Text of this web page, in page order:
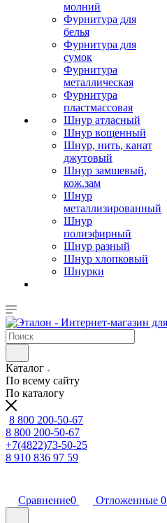
молний
Фурнитура для
белья
Фурнитура для
сумок
Фурнитура
металлическая
Фурнитура
пластмассовая
Шнур атласный
Шнур вощенный
Шнур, нить, канат
джутовый
Шнур замшевый,
кож.зам
Шнур
металлизированный
Шнур
полиэфирный
Шнур разный
Шнур хлопковый
Шнурки
Каталог
По всему сайту
По каталогу
8 800 200-50-67
8 800 200-50-67
+7(4822)73-50-25
8 910 836 97 59
Сравнение0 Отложенные 0